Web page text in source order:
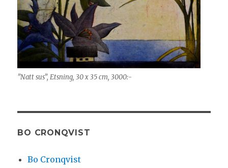
”Natt sus”, Etsning, 30 x 35 cm, 3000:-
BO CRONQVIST
Bo Cronqvist